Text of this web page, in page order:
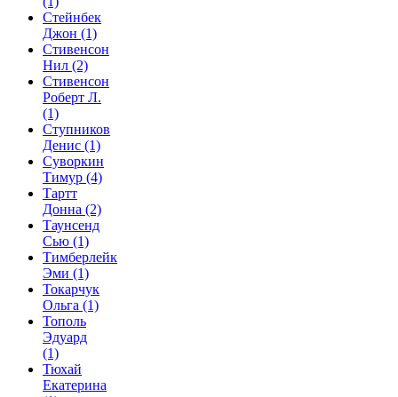
Стейнбек
Джон (1)
Стивенсон
Нил (2)
Стивенсон
Роберт Л.
(1)
Ступников
Денис (1)
Суворкин
Тимур (4)
Тартт
Донна (2)
Таунсенд
Сью (1)
Тимберлейк
Эми (1)
Токарчук
Ольга (1)
Тополь
Эдуард
(1)
Тюхай
Екатерина